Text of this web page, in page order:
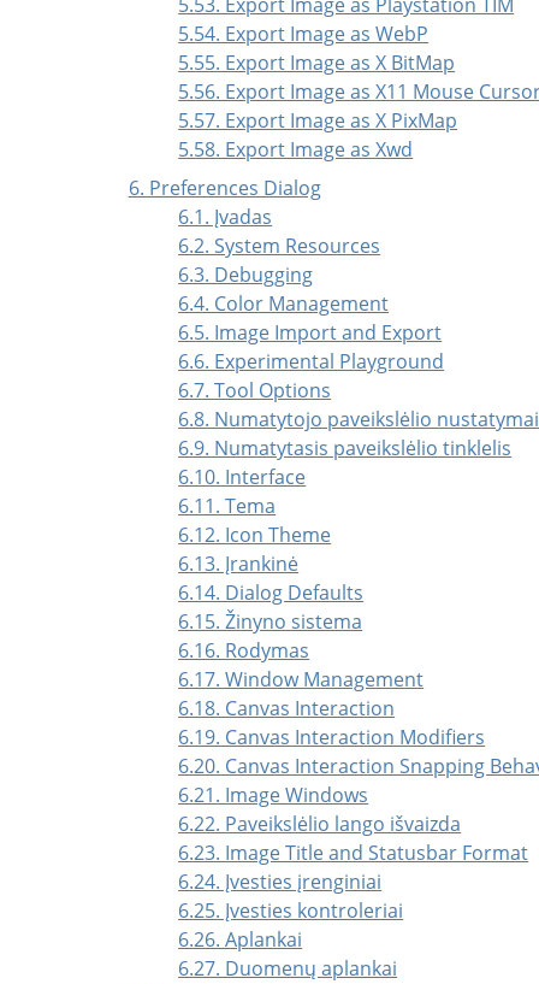
5.54. Export Image as WebP
5.55. Export Image as X BitMap
5.56. Export Image as X11 Mouse
5.57. Export Image as X PixMap
5.58. Export Image as Xwd
6. Preferences Dialog
6.1. Įvadas
6.2. System Resources
6.3. Debugging
6.4. Color Management
6.5. Image Import and Export
6.6. Experimental Playground
6.7. Tool Options
6.8. Numatytojo paveikslėlio nustatymai
6.9. Numatytasis paveikslėlio tinklelis
6.10. Interface
6.11. Tema
6.12. Icon Theme
6.13. Įrankinė
6.14. Dialog Defaults
6.15. Žinyno sistema
6.16. Rodymas
6.17. Window Management
6.18. Canvas Interaction
6.19. Canvas Interaction Modifiers
6.20. Canvas Interaction Snapping
6.21. Image Windows
6.22. Paveikslėlio lango išvaizda
6.23. Image Title and Statusbar Format
6.24. Įvesties įrenginiai
6.25. Įvesties kontroleriai
6.26. Aplankai
6.27. Duomenų aplankai